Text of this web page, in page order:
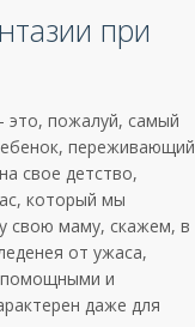
при
пожалуй, самый
переживающий
свое детство,
который мы
свою маму, скажем, в
от ужаса,
и
даже для